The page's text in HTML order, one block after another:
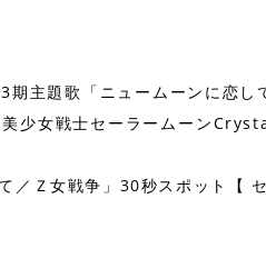
主題歌「ニュームーンに恋
少女戦士セーラームーン
／Ｚ女戦争」30秒スポット【